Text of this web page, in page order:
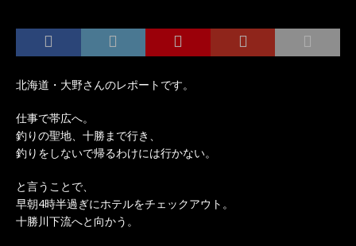
北海道・大野さんのレポートです。
仕事で帯広へ。
釣りの聖地、十勝まで行き、
釣りをしないで帰るわけには行かない。
と言うことで、
早朝4時半過ぎにホテルをチェックアウト。
十勝川下流へと向かう。